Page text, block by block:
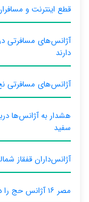
قطع اینترنت و
آژانس‌های مسافرتی در
دارند
آژانس‌های مسافرتی
هشدار به آژانس‌ها
سفید
آژانس‌داران قفقاز
مصر ۱۶ آژانس حج را دادگاهی می‌کند